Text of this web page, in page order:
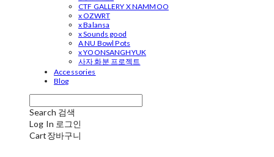
CTF GALLERY X NAMMOO
x OZWRT
x Balansa
x Sounds good
A NU Bowl Pots
x YOONSANGHYUK
사자 화분 프로젝트
Accessories
Blog
Search 검색
Log In 로그인
Cart장바구니